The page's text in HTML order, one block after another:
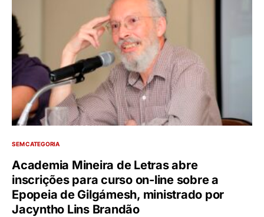
SEM CATEGORIA
Academia Mineira de Letras abre
inscrições para curso on-line sobre a
Epopeia de Gilgámesh, ministrado por
Jacyntho Lins Brandão